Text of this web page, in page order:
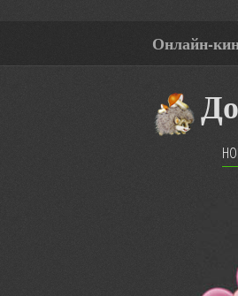
Онлайн-